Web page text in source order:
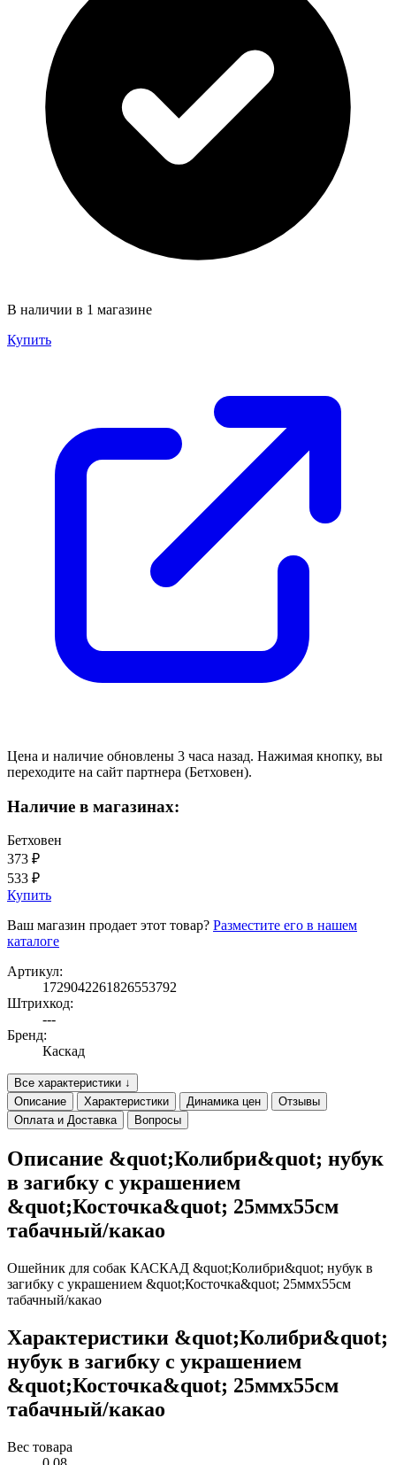
В наличии в 1 магазине
Купить
Цена и наличие обновлены 3 часа назад. Нажимая кнопку, вы
переходите на сайт партнера (Бетховен).
Наличие в магазинах:
Бетховен
373 ₽
533 ₽
Купить
Ваш магазин продает этот товар? Разместите его в нашем
каталоге
Артикул:
1729042261826553792
Штрихкод:
---
Бренд:
Каскад
Все характеристики ↓
Описание
Характеристики Динамика цен
Отзывы
Оплата и Доставка
Вопросы
Описание &quot;Колибри&quot; нубук
в загибку с украшением
&quot;Косточка&quot; 25ммх55см
табачный/какао
Ошейник для собак КАСКАД &quot;Колибри&quot; нубук в
загибку с украшением &quot;Косточка&quot; 25ммх55см
табачный/какао
Характеристики &quot;Колибри&quot;
нубук в загибку с украшением
&quot;Косточка&quot; 25ммх55см
табачный/какао
Вес товара